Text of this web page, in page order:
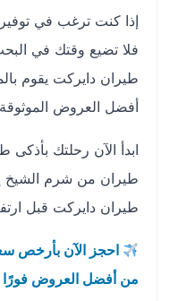
إذا كنت ترغب في توفير
فلا تضيع وقتك في البحث
طيران دايركت يقوم
أفضل العروض الموثوقة
ابدأ الآن رحلتك بأذكى
طيران من شرم الشيخ إلى
طيران دايركت قبل ارتفاع
احجز الآن بأرخص سعر
من أفضل العروض فورًا